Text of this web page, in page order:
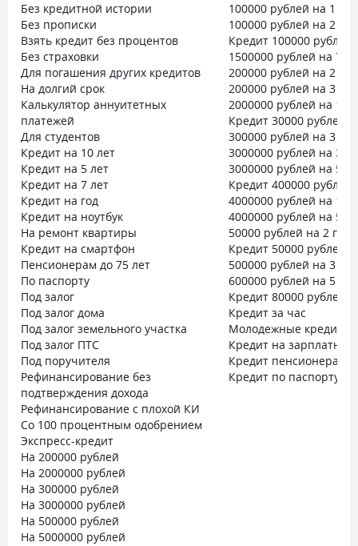
Без кредитной истории
Без прописки
Взять кредит без процентов
Без страховки
Для погашения других кредитов
На долгий срок
Калькулятор аннуитетных
платежей
Для студентов
Кредит на 10 лет
Кредит на 5 лет
Кредит на 7 лет
Кредит на год
Кредит на ноутбук
На ремонт квартиры
Кредит на смартфон
Пенсионерам до 75 лет
По паспорту
Под залог
Под залог дома
Под залог земельного участка
Под залог ПТС
Под поручителя
Рефинансирование без
подтверждения дохода
Рефинансирование с плохой КИ
Со 100 процентным одобрением
Экспресс-кредит
На 200000 рублей
На 2000000 рублей
На 300000 рублей
На 3000000 рублей
На 500000 рублей
На 5000000 рублей
100000 рублей на 1 год
100000 рублей на 2
Кредит 100000 рублей
1500000 рублей на 7
200000 рублей на 2
200000 рублей на 3
2000000 рублей на 10
Кредит 30000 рублей
300000 рублей на 3
3000000 рублей на 3
3000000 рублей на 5
Кредит 400000 рублей
4000000 рублей на 10
4000000 рублей на 5
50000 рублей на 2 года
Кредит 50000 рублей
500000 рублей на 3
600000 рублей на 5 лет
Кредит 80000 рублей
Кредит за час
Молодежные кредиты
Кредит на зарплатную
Кредит пенсионерам
Кредит по паспорту с